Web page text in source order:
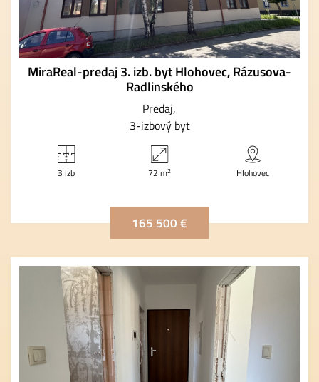
MiraReal-predaj 3. izb. byt Hlohovec, Rázusova-
Radlinského
Predaj
3-izbový byt
3 izb 72 m2 Hlohovec
165 500 €